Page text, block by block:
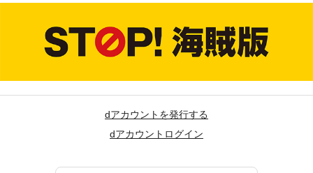
dアカウントを発行する
dアカウントログイン